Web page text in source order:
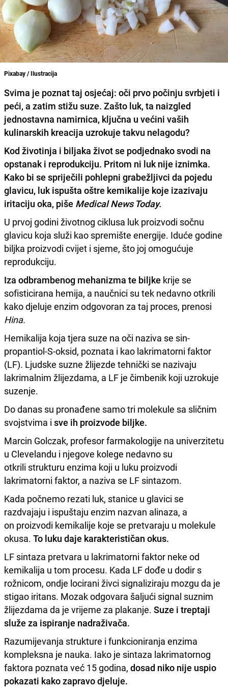
Pixabay / Ilustracija
Svima je poznat taj osjećaj: oči prvo počinju svrbjeti i
peći, a zatim stižu suze. Zašto luk, ta naizgled
jednostavna namirnica, ključna u većini vaših
kulinarskih kreacija uzrokuje takvu nelagodu?
Kod životinja i biljaka život se podjednako svodi na
opstanak i reprodukciju. Pritom ni luk nije iznimka.
Kako bi se spriječili pohlepni grabežljivci da pojedu
glavicu, luk ispušta oštre kemikalije koje izazivaju
iritaciju oka, piše Medical News Today.
U prvoj godini životnog ciklusa luk proizvodi sočnu
glavicu koja služi kao spremište energije. Iduće godine
biljka proizvodi cvijet i sjeme, što joj omogućuje
reprodukciju.
Iza odbrambenog mehanizma te biljke krije se
sofisticirana hemija, a naučnici su tek nedavno otkrili
kako djeluje enzim odgovoran za taj proces, prenosi
Hina.
Hemikalija koja tjera suze na oči naziva se sin-
propantiol-S-oksid, poznata i kao lakrimatorni faktor
(LF). Ljudske suzne žlijezde tehnički se nazivaju
lakrimalnim žlijezdama, a LF je čimbenik koji uzrokuje
suzenje.
Do danas su pronađene samo tri molekule sa sličnim
svojstvima i sve ih proizvode biljke.
Marcin Golczak, profesor farmakologije na univerzitetu
u Clevelandu i njegove kolege nedavno su
otkrili strukturu enzima koji u luku proizvodi
lakrimatorni faktor, a naziva se LF sintazom.
Kada počnemo rezati luk, stanice u glavici se
razdvajaju i ispuštaju enzim nazvan alinaza, a
on proizvodi kemikalije koje se pretvaraju u molekule
okusa. To luku daje karakterističan okus.
LF sintaza pretvara u lakrimatorni faktor neke od
kemikalija u tom procesu. Kada LF dođe u dodir s
rožnicom, ondje locirani živci signaliziraju mozgu da je
stigao iritans. Mozak odgovara šaljući signal suznim
žlijezdama da je vrijeme za plakanje. Suze i treptaji
služe za ispiranje nadraživača.
Razumijevanja strukture i funkcioniranja enzima
kompleksna je nauka. Iako je sintaza lakrimatornog
faktora poznata već 15 godina, dosad niko nije uspio
pokazati kako zapravo djeluje.